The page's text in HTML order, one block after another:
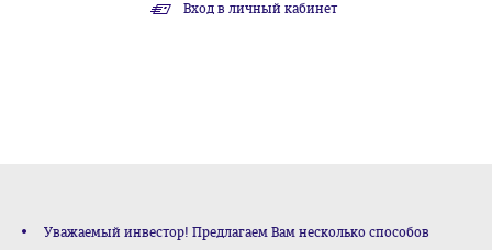
Вход в личный кабинет
Уважаемый инвестор! Предлагаем Вам несколько способов